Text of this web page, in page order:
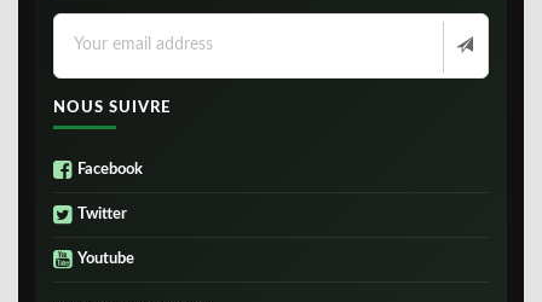
NOUS SUIVRE
Facebook
Twitter
Youtube